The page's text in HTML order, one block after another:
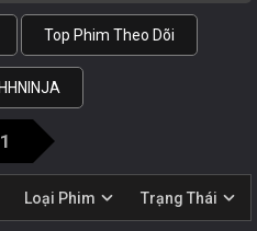
Top Phim Theo Dõi
Loại Phim expand_more Trạng Thái expand_more